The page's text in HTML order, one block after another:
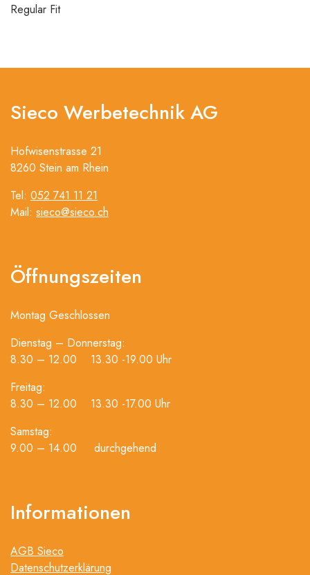
Regular Fit
Sieco Werbetechnik AG
Hofwisenstrasse 21
8260 Stein am Rhein
Tel: 052 741 11 21
Mail: sieco@sieco.ch
Öffnungszeiten
Montag Geschlossen
Dienstag – Donnerstag:
8.30 – 12.00 13.30 -19.00 Uhr
Freitag:
8.30 – 12.00 13.30 -17.00 Uhr
Samstag:
9.00 – 14.00 durchgehend
Informationen
AGB Sieco
Datenschutzerklärung